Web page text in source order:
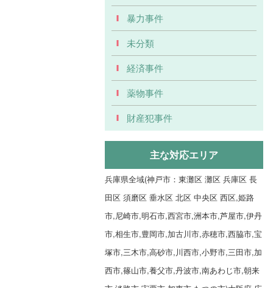
暴力事件
未分類
経済事件
薬物事件
財産犯事件
主な対応エリア
兵庫県全域(神戸市：東灘区 灘区 兵庫区 長
田区 須磨区 垂水区 北区 中央区 西区,姫路
市,尼崎市,明石市,西宮市,洲本市,芦屋市,伊丹
市,相生市,豊岡市,加古川市,赤穂市,西脇市,宝
塚市,三木市,高砂市,川西市,小野市,三田市,加
西市,篠山市,養父市,丹波市,南あわじ市,朝来